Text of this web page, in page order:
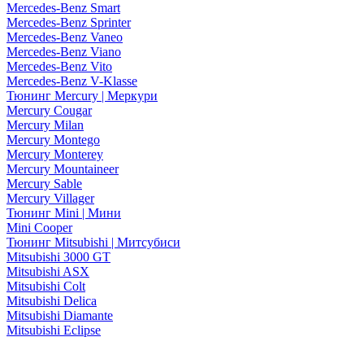
Mercedes-Benz Smart
Mercedes-Benz Sprinter
Mercedes-Benz Vaneo
Mercedes-Benz Viano
Mercedes-Benz Vito
Mercedes-Benz V-Klasse
Тюнинг Mercury | Меркури
Mercury Cougar
Mercury Milan
Mercury Montego
Mercury Monterey
Mercury Mountaineer
Mercury Sable
Mercury Villager
Тюнинг Mini | Мини
Mini Cooper
Тюнинг Mitsubishi | Митсубиси
Mitsubishi 3000 GT
Mitsubishi ASX
Mitsubishi Colt
Mitsubishi Delica
Mitsubishi Diamante
Mitsubishi Eclipse